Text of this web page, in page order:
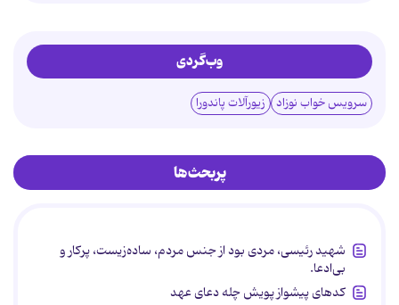
وب‌گردی
سرویس خواب نوزاد زیورآلات پاندورا
پربحث‌ها
شهید رئیسی، مردی بود از جنس مردم، ساده‌زیست، پرکار و
بی‌ادعا.
کدهای پیشواز پویش چله دعای عهد